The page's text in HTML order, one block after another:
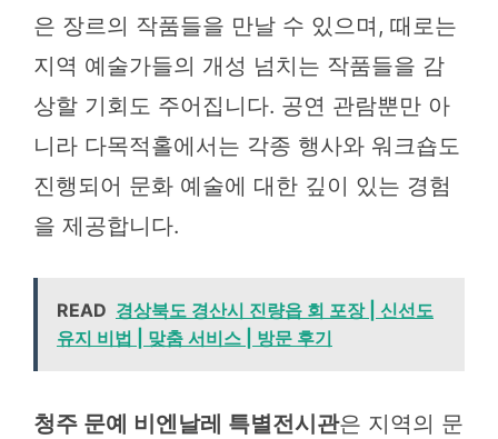
은 장르의 작품들을 만날 수 있으며, 때로는
지역 예술가들의 개성 넘치는 작품들을 감
상할 기회도 주어집니다. 공연 관람뿐만 아
니라 다목적홀에서는 각종 행사와 워크숍도
진행되어 문화 예술에 대한 깊이 있는 경험
을 제공합니다.
READ 경상북도 경산시 진량읍 회 포장 | 신선도
유지 비법 | 맞춤 서비스 | 방문 후기
청주 문예 비엔날레 특별전시관은 지역의 문